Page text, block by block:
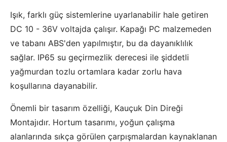
Işık, farklı güç sistemlerine uyarlanabilir hale getiren
DC 10 - 36V voltajda çalışır. Kapağı PC malzemeden
ve tabanı ABS'den yapılmıştır, bu da dayanıklılık
sağlar. IP65 su geçirmezlik derecesi ile şiddetli
yağmurdan tozlu ortamlara kadar zorlu hava
koşullarına dayanabilir.
Önemli bir tasarım özelliği, Kauçuk Din Direği
Montajıdır. Hortum tasarımı, yoğun çalışma
alanlarında sıkça görülen çarpışmalardan kaynaklanan